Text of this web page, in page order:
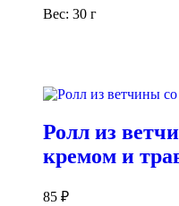
Вес: 30 г
Ролл из
кремом и
85 ₽